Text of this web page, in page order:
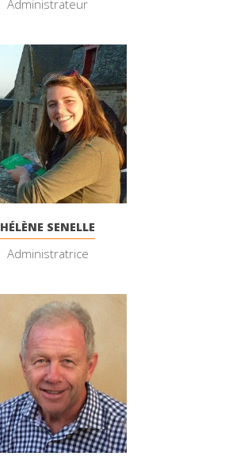
Administrateur
HÉLÈNE SENELLE
Administratrice